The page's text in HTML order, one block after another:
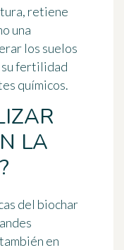
retiene
una
los suelos
su fertilidad
químicos.
LA
del biochar
en